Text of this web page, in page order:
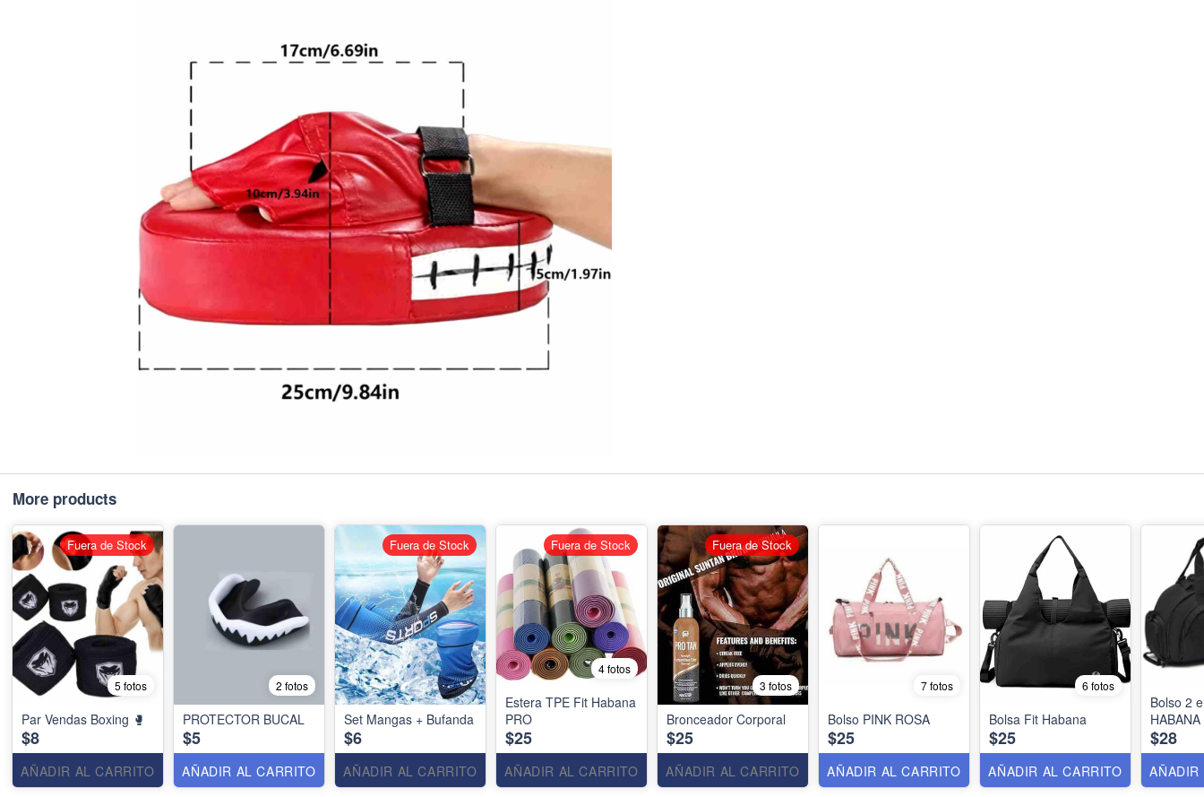
More products
5 fotos
Par Vendas Boxing 🥊
$8
AÑADIR AL CARRITO
Fuera de Stock
2 fotos
PROTECTOR BUCAL
$5
AÑADIR AL CARRITO
Set Mangas + Bufanda
$6
AÑADIR AL CARRITO
Fuera de Stock
4 fotos
Estera TPE Fit Habana
PRO
$25
AÑADIR AL CARRITO
Fuera de Stock
3 fotos
Bronceador Corporal
$25
AÑADIR AL CARRITO
Fuera de Stock
7 fotos
Bolso PINK ROSA
$25
AÑADIR AL CARRITO
6 fotos
Bolsa Fit Habana
$25
AÑADIR AL CARRITO
Bolso 2
HABANA
$28
AÑADIR